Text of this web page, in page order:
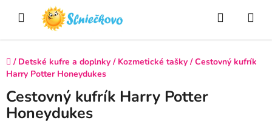
Hľadať
Domov
/ Detské kufre a doplnky / Kozmetické tašky / Cestovný kufrík
Harry Potter Honeydukes
Cestovný kufrík Harry Potter
Honeydukes